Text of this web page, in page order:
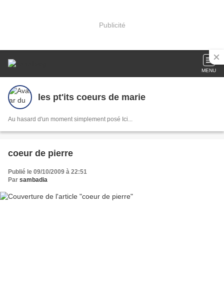
Publicité
MENU
les pt'its coeurs de marie
Au hasard d'un moment simplement posé Ici...
coeur de pierre
Publié le 09/10/2009 à 22:51
Par sambadia